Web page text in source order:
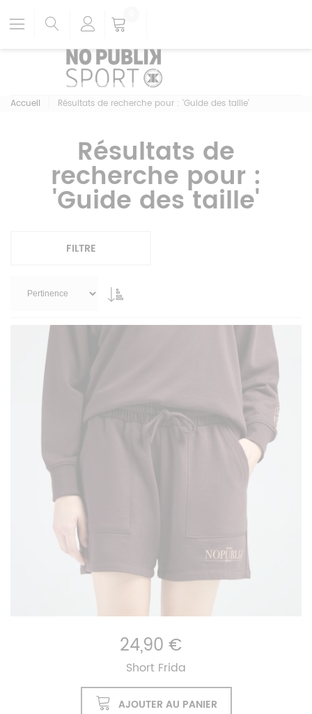
Accueil Résultats de recherche pour : 'Guide des taille'
Résultats de
recherche pour :
'Guide des taille'
FILTRE
24,90 €
Short Frida
AJOUTER AU PANIER